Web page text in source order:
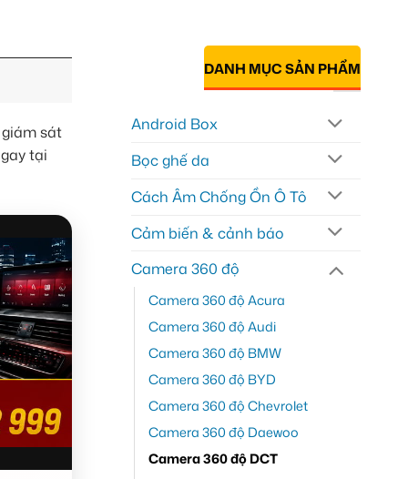
sát
tại
DANH MỤC SẢN PHẨM
Android Box
Bọc ghế da
Cách Âm Chống Ồn Ô Tô
Cảm biến & cảnh báo
Camera 360 độ
Camera 360 độ Acura
Camera 360 độ Audi
Camera 360 độ BMW
Camera 360 độ BYD
Camera 360 độ Chevrolet
Camera 360 độ Daewoo
Camera 360 độ DCT